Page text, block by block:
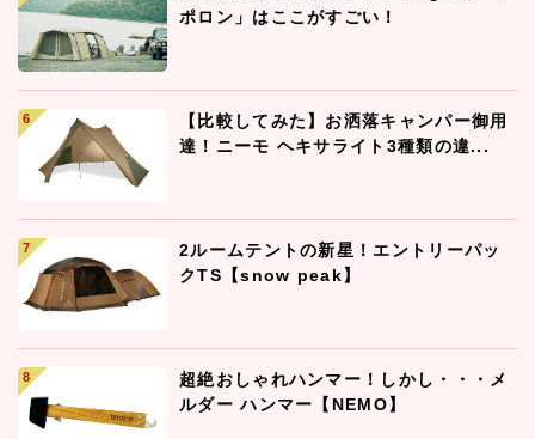
ポロン」はここがすごい！
【比較してみた】お洒落キャンパー御用
達！ニーモ ヘキサライト3種類の違...
2ルームテントの新星！エントリーパッ
クTS【snow peak】
超絶おしゃれハンマー！しかし・・・メ
ルダー ハンマー【NEMO】